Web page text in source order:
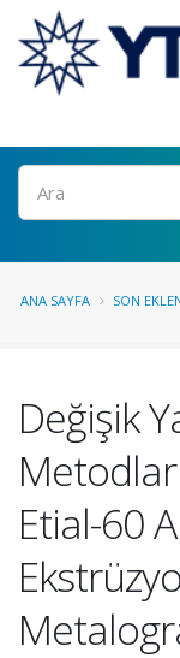
Ara
ANA SAYFA SON
Değişik
Etial-60